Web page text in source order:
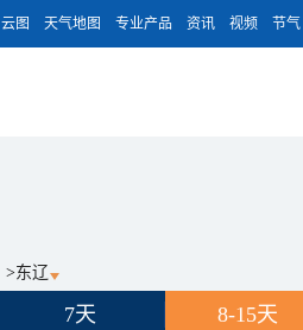
云图 天气地图 专业产品 资讯 视频 节气
>东辽
7天 8-15天